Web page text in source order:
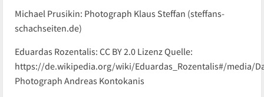
Michael Prusikin: Photograph Klaus Steffan (steffans-
schachseiten.de)
Eduardas Rozentalis: CC BY 2.0 Lizenz Quelle:
https://de.wikipedia.org/wiki/Eduardas_Rozentalis#/media/
Photograph Andreas Kontokanis